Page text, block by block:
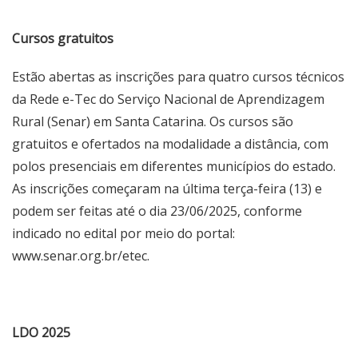
Cursos gratuitos
Estão abertas as inscrições para quatro cursos técnicos
da Rede e-Tec do Serviço Nacional de Aprendizagem
Rural (Senar) em Santa Catarina. Os cursos são
gratuitos e ofertados na modalidade a distância, com
polos presenciais em diferentes municípios do estado.
As inscrições começaram na última terça-feira (13) e
podem ser feitas até o dia 23/06/2025, conforme
indicado no edital por meio do portal:
www.senar.org.br/etec.
LDO 2025